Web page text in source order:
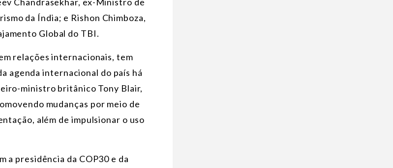
da Índia; e Rishon Chimboza,
Global do TBI.
relações internacionais, tem
agenda internacional do país há
ministro britânico Tony Blair,
mudanças por meio de
além de impulsionar o uso
a presidência da COP30 e da